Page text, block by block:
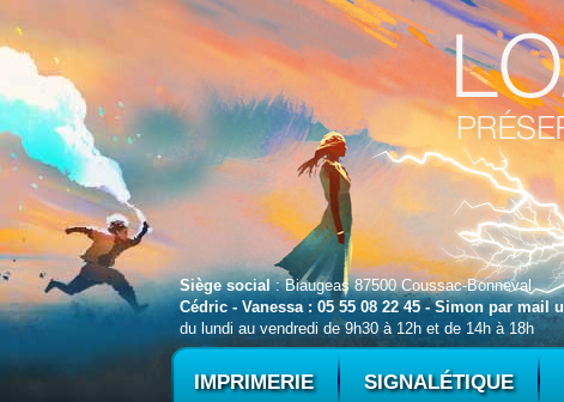
Siège social: Biaugeas 87500 Coussac-Bonneval
Cédric - Vanessa : 05 55 08 22 45 - Simon par mail
du lundi au vendredi de 9h30 à 12h et de 14h à 18h
IMPRIMERIE SIGNALÉTIQUE